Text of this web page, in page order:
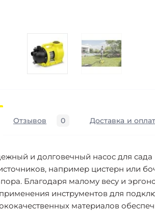
Отзывов 0 Доставка и
и долговечный насос для
например цистерн или
Благодаря малому весу и
инструментов для
материалов